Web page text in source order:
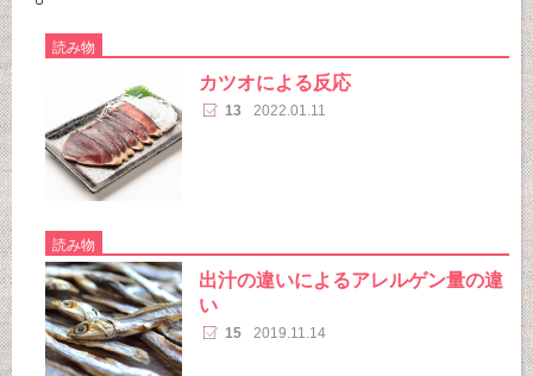
読み物
カツオによる反応
13 2022.01.11
読み物
出汁の違いによるアレルゲン量の違
い
15 2019.11.14